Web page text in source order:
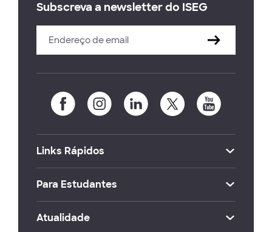
Subscreva a newsletter do ISEG
Links Rápidos
Para Estudantes
Atualidade